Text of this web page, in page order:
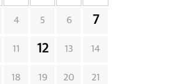
4 5 6 7
11 12 13 14
18 19 20 21